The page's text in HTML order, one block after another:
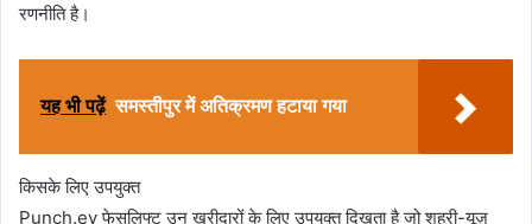
रणनीति है।
यह भी पढ़ें समस्तीपुर में अतिक्रमण हटाया गया
किसके लिए उपयुक्त
Punch.ev फेसलिफ्ट उन खरीदारों के लिए उपयुक्त दिखता है जो शहरी-यूज़